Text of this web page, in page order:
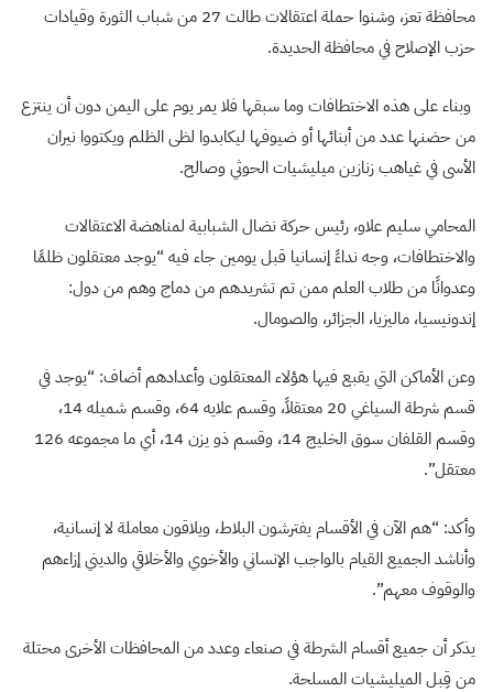
محافظة تعز، وشنوا حملة اعتقالات طالت 27 من شباب الثورة وقيادات
حزب الإصلاح في محافظة الحديدة.
وبناء على هذه الاختطافات وما سبقها فلا يمر يوم على اليمن دون أن ينتزع
من حضنها عدد من أبنائها أو ضيوفها ليكابدوا لظى الظلم ويكتووا نيران
الأسى في غياهب زنازين ميليشيات الحوثي وصالح.
المحامي سليم علاو، رئيس حركة نضال الشبابية لمناهضة الاعتقالات
والاختطافات، وجه نداءً إنسانيا قبل يومين جاء فيه “يوجد معتقلون ظلمًا
وعدوانًا من طلاب العلم ممن تم تشريدهم من دماج وهم من دول:
إندونيسيا، ماليزيا، الجزائر، والصومال.
وعن الأماكن التي يقبع فيها هؤلاء المعتقلون وأعدادهم أضاف: “يوجد في
قسم شرطة السياغي 20 معتقلاً، وقسم علايه 64، وقسم شميله 14،
وقسم القلفان سوق الخليج 14، وقسم ذو يزن 14، أي ما مجموعه 126
معتقل”.
وأكد: “هم الآن في الأقسام يفترشون البلاط، ويلاقون معاملة لا إنسانية،
وأناشد الجميع القيام بالواجب الإنساني والأخوي والأخلاقي والديني إزاءهم
والوقوف معهم”.
يذكر أن جميع أقسام الشرطة في صنعاء وعدد من المحافظات الأخرى محتلة
من قِبل الميليشيات المسلحة.